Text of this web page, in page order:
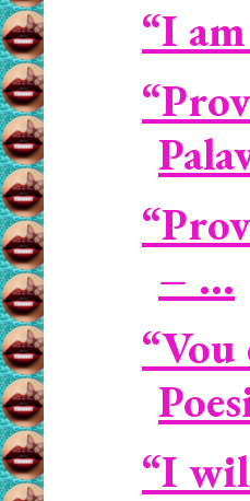
“I
– ...
“I